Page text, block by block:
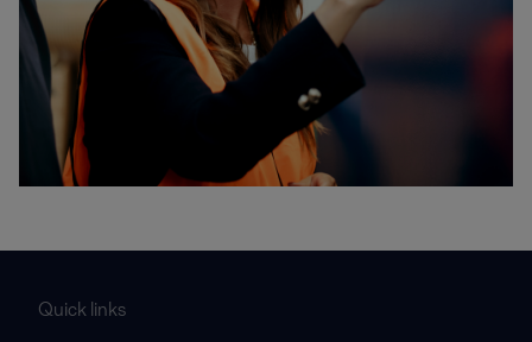
Quick links